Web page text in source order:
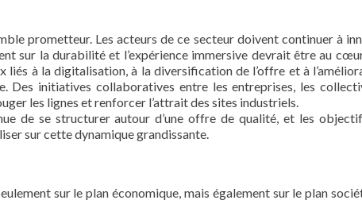
prometteur. Les acteurs de ce secteur doivent continuer à
sur la durabilité et l’expérience immersive devrait être au
liés à la digitalisation, à la diversification de l’offre et à
Des initiatives collaboratives entre les entreprises, les
les lignes et renforcer l’attrait des sites industriels.
de se structurer autour d’une offre de qualité, et les
sur cette dynamique grandissante.
sur le plan économique, mais également sur le plan